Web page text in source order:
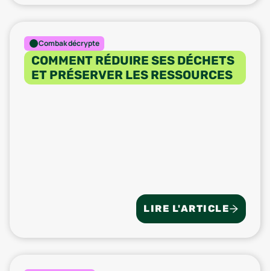
Combak décrypte
COMMENT RÉDUIRE SES DÉCHETS
ET PRÉSERVER LES RESSOURCES
LIRE L'ARTICLE